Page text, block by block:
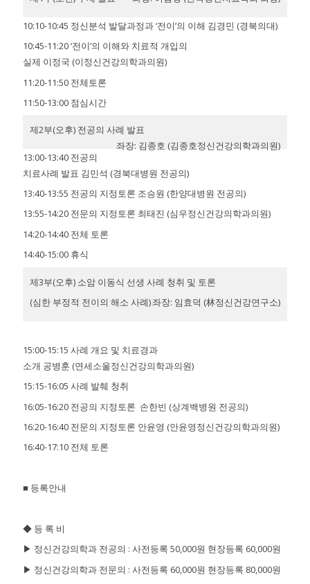
10:10-10:45 정신분석 발달과정과 ‘전이’의 이해 김경민 (경북의대)
10:45-11:20 ‘전이’의 이해와 치료적 개입의
실제 이정국 (이정신건강의학과의원)
11:20-11:50 전체토론
11:50-13:00 점심시간
제2부(오후) 전공의 사례 발표
좌장: 김종호 (김종호정신건강의학과의원)
13:00-13:40 전공의
치료사례 발표 김민석 (경북대병원 전공의)
13:40-13:55 전공의 지정토론 조승원 (한양대병원 전공의)
13:55-14:20 전문의 지정토론 최태진 (심우정신건강의학과의원)
14:20-14:40 전체 토론
14:40-15:00 휴식
제3부(오후) 소암 이동식 선생 사례 청취 및 토론
(심한 부정적 전이의 해소 사례)좌장: 임효덕 (林정신건강연구소)
15:00-15:15 사례 개요 및 치료경과
소개 공병훈 (연세소울정신건강의학과의원)
15:15-16:05 사례 발췌 청취
16:05-16:20 전공의 지정토론 손한빈 (상계백병원 전공의)
16:20-16:40 전문의 지정토론 안윤영 (안윤영정신건강의학과의원)
16:40-17:10 전체 토론
■ 등록안내
◆ 등 록 비
▶ 정신건강의학과 전공의 : 사전등록 50,000원 현장등록 60,000원
▶ 정신건강의학과 전문의 : 사전등록 60,000원 현장등록 80,000원